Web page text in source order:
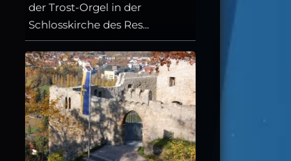
der Trost-Orgel in der
Schlosskirche des Res...